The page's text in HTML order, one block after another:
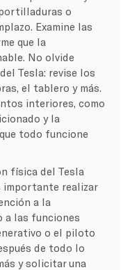
o
Examine las
que la
No olvide
Tesla: revise los
el tablero y más.
interiores, como
y la
todo funcione
física del Tesla
importante realizar
a la
a las funciones
o el piloto
de todo lo
y solicitar una